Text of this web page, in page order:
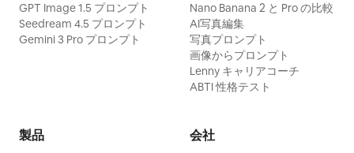
GPT Image 1.5 プロンプト
Seedream 4.5 プロンプト
Gemini 3 Pro プロンプト
Nano Banana 2 と Pro の比較
AI写真編集
写真プロンプト
画像からプロンプト
Lenny キャリアコーチ
ABTI 性格テスト
製品 会社